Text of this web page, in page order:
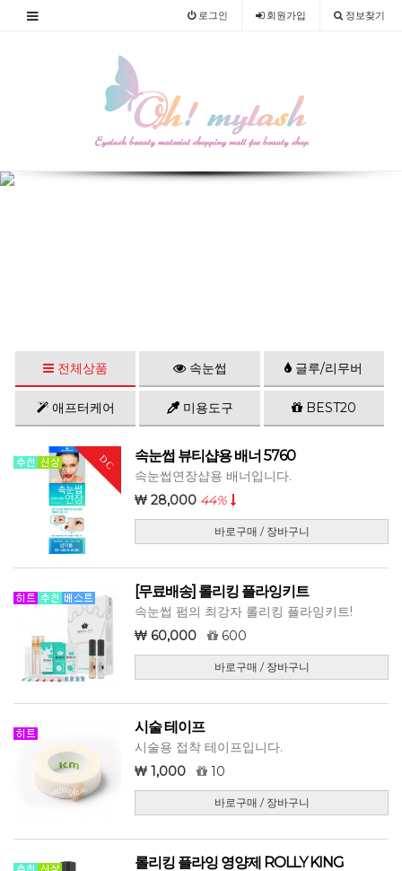
로그인 회원가입 정보찾기
전체상품 속눈썹 글루/리무버
애프터케어 미용도구 BEST20
DC 속눈썹 뷰티샵용 배너 5760
속눈썹연장샵용 배너입니다.
28,000 44%
바로구매 / 장바구니
[무료배송] 롤리킹 플라잉키트
속눈썹 펌의 최강자 롤리킹 플라잉키트!
60,000
600
바로구매 / 장바구니
시술 테이프
시술용 접착 테이프입니다.
1,000
10
바로구매 / 장바구니
롤리킹 플라잉 영양제 ROLLY KING